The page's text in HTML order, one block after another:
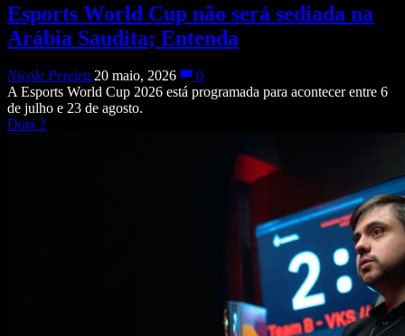
Esports World Cup não será sediada na
Arábia Saudita; Entenda
Nicole Pereira 20 maio, 2026
0
A Esports World Cup 2026 está programada para acontecer entre 6
de julho e 23 de agosto.
Dota 2